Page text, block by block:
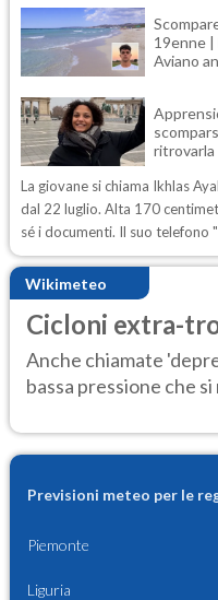
19enne |
Aviano
ritrovarla
La giovane si chiama Ikhlas
dal 22 luglio. Alta 170
sé i documenti. Il suo
Wikimeteo
Cicloni extra-
Anche chiamate
bassa pressione che
Previsioni meteo per le
Piemonte
Liguria